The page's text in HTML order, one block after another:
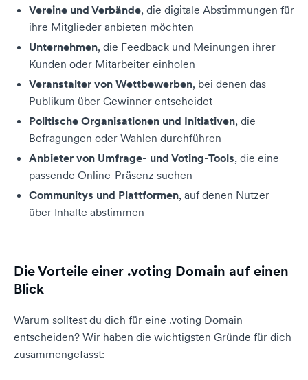
Vereine und Verbände, die digitale Abstimmungen für
ihre Mitglieder anbieten möchten
Unternehmen, die Feedback und Meinungen ihrer
Kunden oder Mitarbeiter einholen
Veranstalter von Wettbewerben, bei denen das
Publikum über Gewinner entscheidet
Politische Organisationen und Initiativen, die
Befragungen oder Wahlen durchführen
Anbieter von Umfrage- und Voting-Tools, die eine
passende Online-Präsenz suchen
Communitys und Plattformen, auf denen Nutzer
über Inhalte abstimmen
Die Vorteile einer .voting Domain auf einen
Blick
Warum solltest du dich für eine .voting Domain
entscheiden? Wir haben die wichtigsten Gründe für dich
zusammengefasst: